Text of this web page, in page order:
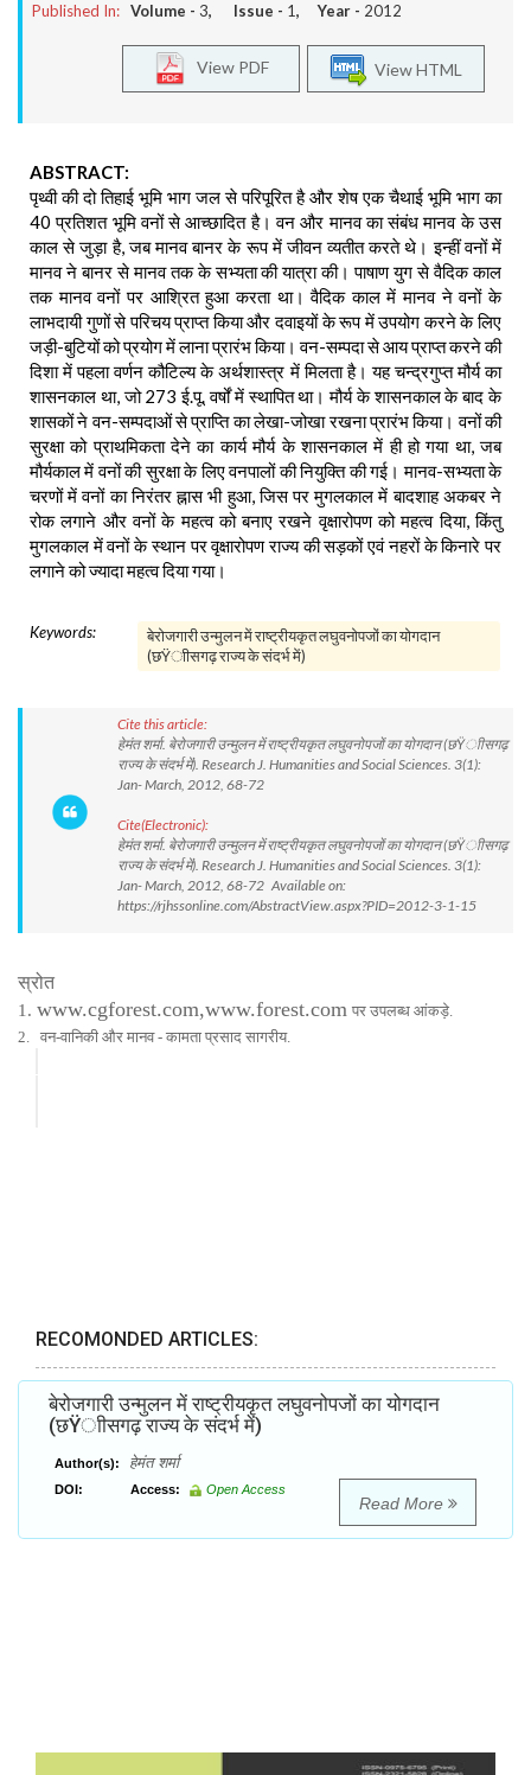
Published In: Volume - 3, Issue - 1, Year - 2012
View HTML
View PDF
ABSTRACT:
पृथ्वी की दो तिहाई भूमि भाग जल से परिपूरित है और शेष एक चैथाई भूमि भाग का
40 प्रतिशत भूमि वनों से आच्छादित है। वन और मानव का संबंध मानव के उस
काल से जुड़ा है, जब मानव बानर के रूप में जीवन व्यतीत करते थे। इन्हीं वनों में
मानव ने बानर से मानव तक के सभ्यता की यात्रा की। पाषाण युग से वैदिक काल
तक मानव वनों पर आश्रित हुआ करता था। वैदिक काल में मानव ने वनों के
लाभदायी गुणों से परिचय प्राप्त किया और दवाइयों के रूप में उपयोग करने के लिए
जड़ी-बुटियों को प्रयोग में लाना प्रारंभ किया। वन-सम्पदा से आय प्राप्त करने की
दिशा में पहला वर्णन कौटिल्य के अर्थशास्त्र में मिलता है। यह चन्द्रगुप्त मौर्य का
शासनकाल था, जो 273 ई.पू. वर्षों में स्थापित था। मौर्य के शासनकाल के बाद के
शासकों ने वन-सम्पदाओं से प्राप्ति का लेखा-जोखा रखना प्रारंभ किया। वनों की
सुरक्षा को प्राथमिकता देने का कार्य मौर्य के शासनकाल में ही हो गया था, जब
मौर्यकाल में वनों की सुरक्षा के लिए वनपालों की नियुक्ति की गई। मानव-सभ्यता के
चरणों में वनों का निरंतर ह्नास भी हुआ, जिस पर मुगलकाल में बादशाह अकबर ने
रोक लगाने और वनों के महत्व को बनाए रखने वृक्षारोपण को महत्व दिया, किंतु
मुगलकाल में वनों के स्थान पर वृक्षारोपण राज्य की सड़कों एवं नहरों के किनारे पर
लगाने को ज्यादा महत्व दिया गया।
Keywords:
बेरोजगारी उन्मुलन में राष्ट्रीयकृत लघुवनोपजों का योगदान
(छŸाीसगढ़ राज्य के संदर्भ में)
Cite this article:
हेमंत शर्मा. बेरोजगारी उन्मुलन में राष्ट्रीयकृत लघुवनोपजों का योगदान (छŸाीसगढ़
राज्य के संदर्भ में). Research J. Humanities and Social Sciences. 3(1):
Jan- March, 2012, 68-72
Cite(Electronic):
हेमंत शर्मा. बेरोजगारी उन्मुलन में राष्ट्रीयकृत लघुवनोपजों का योगदान (छŸाीसगढ़
राज्य के संदर्भ में). Research J. Humanities and Social Sciences. 3(1):
Jan- March, 2012, 68-72 Available on:
https://rjhssonline.com/AbstractView.aspx?PID=2012-3-1-15
स्रोत
1. www.cgforest.com,www.forest.com पर उपलब्ध आंकड़े.
2. वन-वानिकी और मानव - कामता प्रसाद सागरीय.
RECOMONDED ARTICLES:
बेरोजगारी उन्मुलन में राष्ट्रीयकृत लघुवनोपजों का योगदान
(छŸाीसगढ़ राज्य के संदर्भ में)
Author(s): हेमंत शर्मा
DOI: Access: Open Access
Read More